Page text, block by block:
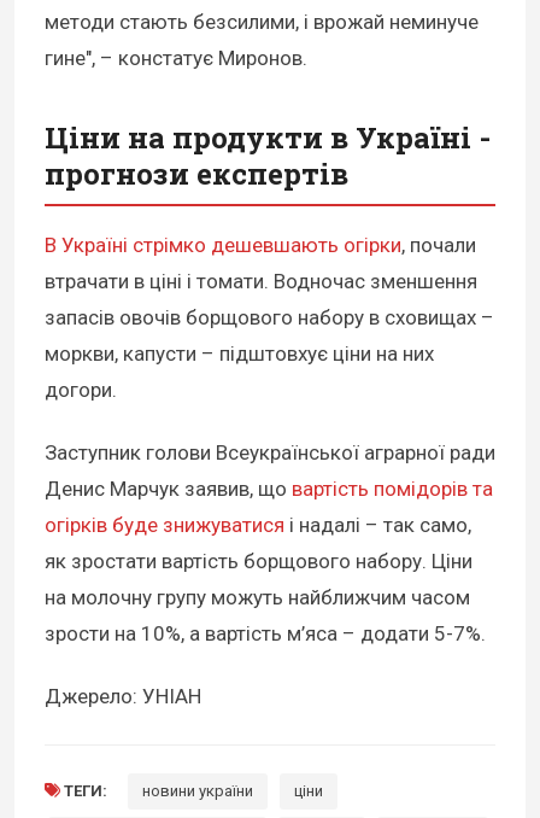
методи стають безсилими, і врожай неминуче
гине", – констатує Миронов.
Ціни на продукти в Україні -
прогнози експертів
В Україні стрімко дешевшають огірки, почали
втрачати в ціні і томати. Водночас зменшення
запасів овочів борщового набору в сховищах –
моркви, капусти – підштовхує ціни на них
догори.
Заступник голови Всеукраїнської аграрної ради
Денис Марчук заявив, що вартість помідорів та
огірків буде знижуватися і надалі – так само,
як зростати вартість борщового набору. Ціни
на молочну групу можуть найближчим часом
зрости на 10%, а вартість м’яса – додати 5-7%.
Джерело: УНІАН
ТЕГИ: новини україни ціни